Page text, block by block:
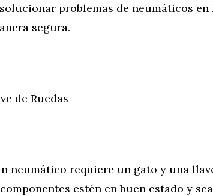
problemas de neumáticos
segura.
de Ruedas
neumático requiere un gato y una
estén en buen estado y